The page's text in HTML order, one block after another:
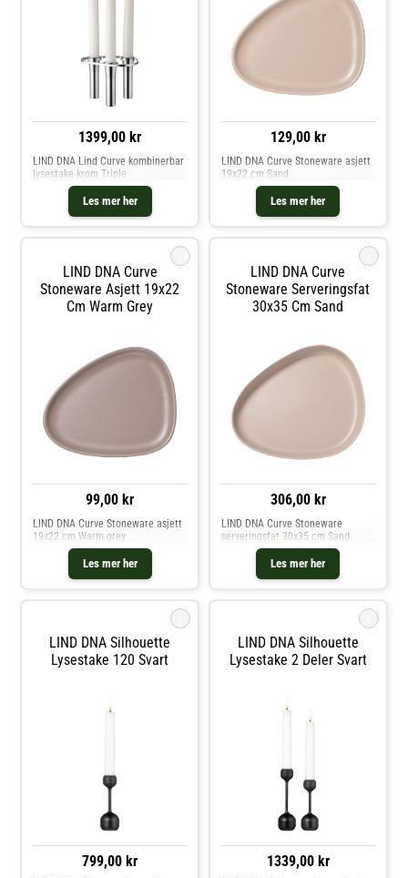
1399,00 kr
Les mer her
LIND DNA Lind Curve kombinerbar
lysestake krom Triple
129,00 kr
Les mer her
LIND DNA Curve Stoneware asjett
19x22 cm Sand
LIND DNA Curve
Stoneware Asjett 19x22
Cm Warm Grey
99,00 kr
Les mer her
LIND DNA Curve Stoneware asjett
19x22 cm Warm grey
LIND DNA Curve
Stoneware Serveringsfat
30x35 Cm Sand
306,00 kr
Les mer her
LIND DNA Curve Stoneware
serveringsfat 30x35 cm Sand
LIND DNA Silhouette
Lysestake 120 Svart
799,00 kr
LIND DNA Silhouette
Lysestake 2 Deler Svart
1339,00 kr